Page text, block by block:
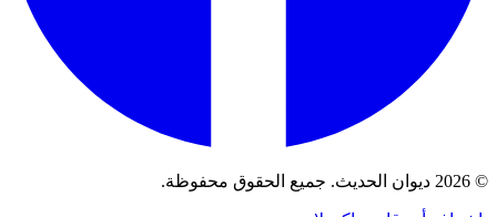
© 2026 ديوان الحديث. جميع الحقوق محفوظة.